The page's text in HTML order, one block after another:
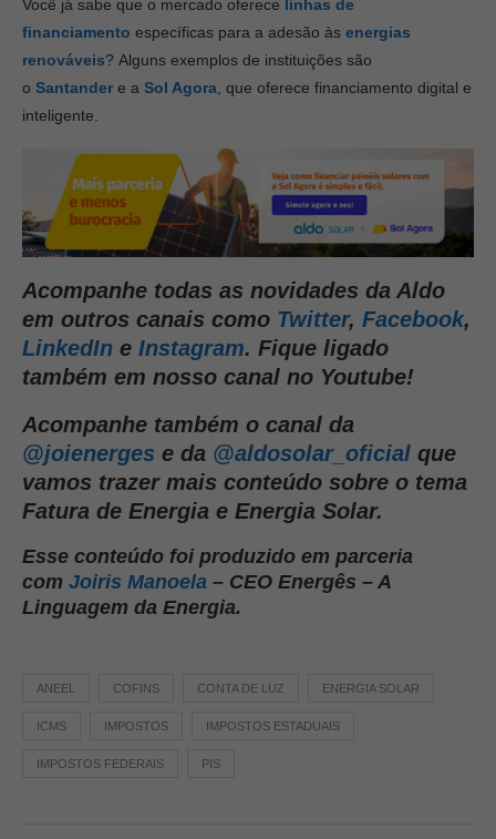
Você já sabe que o mercado oferece linhas de
financiamento específicas para a adesão às energias
renováveis? Alguns exemplos de instituições são
o Santander e a Sol Agora , que oferece financiamento digital e
inteligente.
Acompanhe todas as novidades da Aldo
em outros canais como Twitter, Facebook,
LinkedIn e Instagram. Fique ligado
também em nosso canal no Youtube!
Acompanhe também o canal da
@joienerges e da @aldosolar_oficial que
vamos trazer mais conteúdo sobre o tema
Fatura de Energia e Energia Solar.
Esse conteúdo foi produzido em parceria
com Joiris Manoela – CEO Energês – A
Linguagem da Energia.
ANEEL COFINS CONTA DE LUZ ENERGIA SOLAR
ICMS IMPOSTOS IMPOSTOS ESTADUAIS
IMPOSTOS FEDERAIS PIS